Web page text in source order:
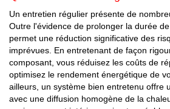
Un entretien régulier présente de
Outre l'évidence de prolonger la durée
permet une réduction significative des
imprévues. En entretenant de façon
composant, vous réduisez les coûts de
optimisez le rendement énergétique de
ailleurs, un système bien entretenu offre
avec une diffusion homogène de la